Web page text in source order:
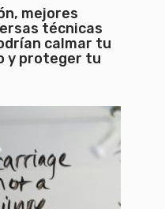
mejores
técnicas
calmar tu
y proteger tu